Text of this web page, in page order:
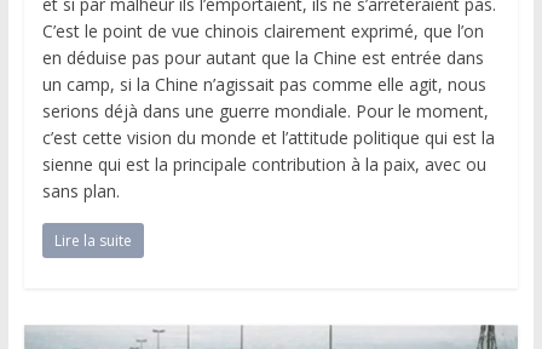
et si par malheur ils l’emportaient, ils ne s’arrêteraient pas.
C’est le point de vue chinois clairement exprimé, que l’on
en déduise pas pour autant que la Chine est entrée dans
un camp, si la Chine n’agissait pas comme elle agit, nous
serions déjà dans une guerre mondiale. Pour le moment,
c’est cette vision du monde et l’attitude politique qui est la
sienne qui est la principale contribution à la paix, avec ou
sans plan.
Lire la suite